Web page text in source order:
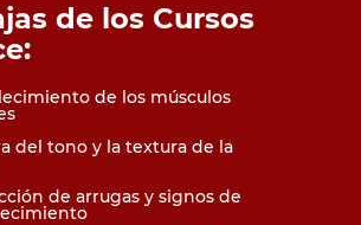
de los Cursos
de los músculos
del tono y la textura de la
de arrugas y signos de